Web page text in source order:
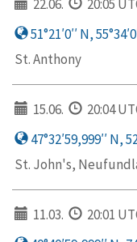
22.06.
20:05
51°21′0′′ N,
St. Anthony
15.06.
20:04
47°32′59,999′′ N,
St. John's,
11.03.
20:01